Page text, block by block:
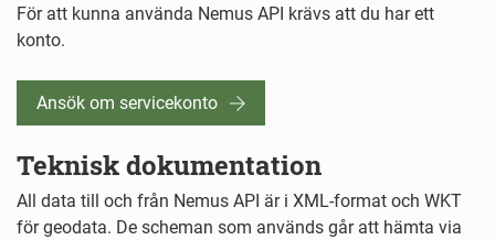
För att kunna använda Nemus API krävs att du har ett
konto.
Ansök om servicekonto
Teknisk dokumentation
All data till och från Nemus API är i XML-format och WKT
för geodata. De scheman som används går att hämta via